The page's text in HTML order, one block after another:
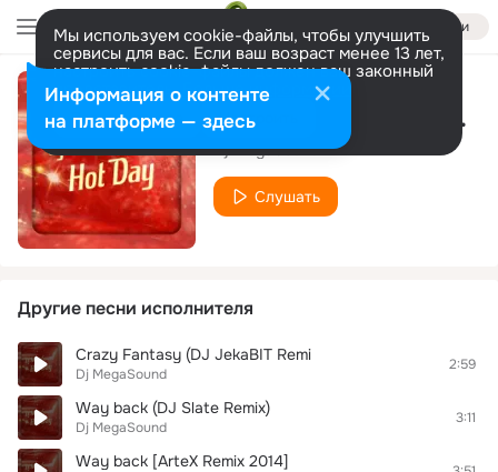
Войти
Мы используем cookie-файлы, чтобы улучшить
сервисы для вас. Если ваш возраст менее 13 лет,
настроить cookie-файлы должен ваш законный
представитель. Больше информации
Разрешить все Настроить Happy New Year (Original)
Dj MegaSound
Слушать
Другие песни исполнителя
Crazy Fantasy (DJ JekaBIT Remi
Dj MegaSound
2:59
Way back (DJ Slate Remix)
Dj MegaSound
3:11
Way back [ArteX Remix 2014]
Информация о контенте
на платформе — здесь